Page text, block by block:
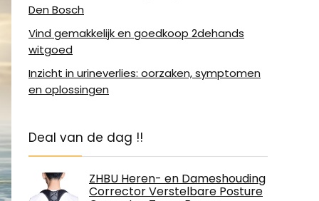
Den Bosch
Vind gemakkelijk en goedkoop 2dehands
witgoed
Inzicht in urineverlies: oorzaken, symptomen
en oplossingen
Deal van de dag !!
ZHBU Heren- en Dameshouding
Corrector Verstelbare Posture